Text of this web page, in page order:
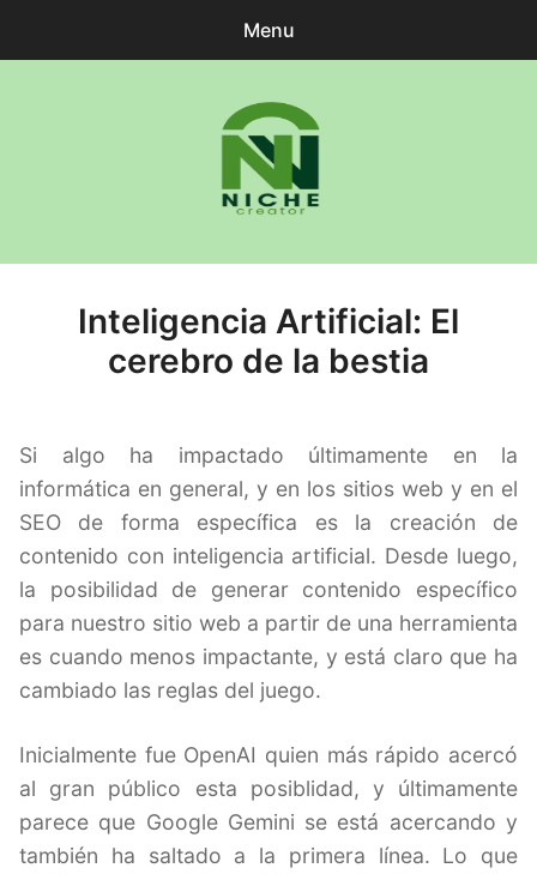
Menu
Documentation
Español
Inteligencia Artificial: El
cerebro de la bestia
Si algo ha impactado últimamente en la
informática en general, y en los sitios web y en el
SEO de forma específica es la creación de
contenido con inteligencia artificial. Desde luego,
la posibilidad de generar contenido específico
para nuestro sitio web a partir de una herramienta
es cuando menos impactante, y está claro que ha
cambiado las reglas del juego.
Inicialmente fue OpenAI quien más rápido acercó
al gran público esta posiblidad, y últimamente
parece que Google Gemini se está acercando y
también ha saltado a la primera línea. Lo que